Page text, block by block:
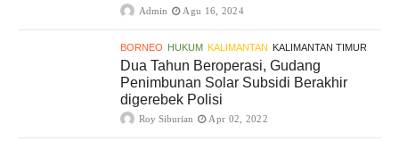
Admin Agu 16, 2024
BORNEO HUKUM KALIMANTAN KALIMANTAN TIMUR
Dua Tahun Beroperasi, Gudang
Penimbunan Solar Subsidi Berakhir
digerebek Polisi
Roy Siburian Apr 02, 2022